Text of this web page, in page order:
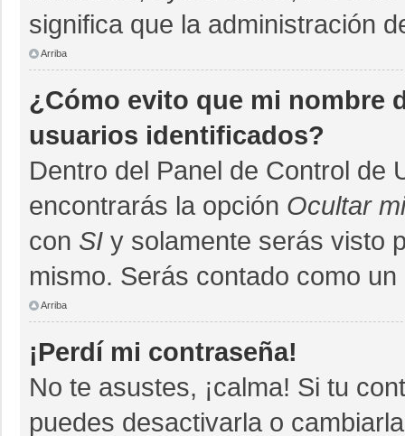
significa que la administración
Arriba
¿Cómo evito que mi nombre
usuarios identificados?
Dentro del Panel de Control de
encontrarás la opción Ocultar
con SI y solamente serás visto
mismo. Serás contado como
Arriba
¡Perdí mi contraseña!
No te asustes, ¡calma! Si tu
puedes desactivarla o